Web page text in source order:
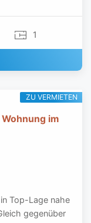
1
im
Top-Lage nahe
gegenüber
ZU VERMIETEN